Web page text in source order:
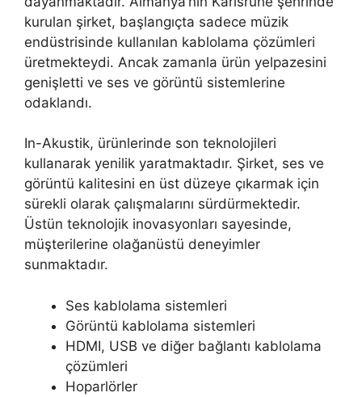
kurulan şirket, başlangıçta sadece müzik
endüstrisinde kullanılan kablolama çözümleri
üretmekteydi. Ancak zamanla ürün yelpazesini
genişletti ve ses ve görüntü sistemlerine
odaklandı.
In-Akustik, ürünlerinde son teknolojileri
kullanarak yenilik yaratmaktadır. Şirket, ses ve
görüntü kalitesini en üst düzeye çıkarmak için
sürekli olarak çalışmalarını sürdürmektedir.
Üstün teknolojik inovasyonları sayesinde,
müşterilerine olağanüstü deneyimler
sunmaktadır.
Ses kablolama sistemleri
Görüntü kablolama sistemleri
HDMI, USB ve diğer bağlantı kablolama
çözümleri
Hoparlörler